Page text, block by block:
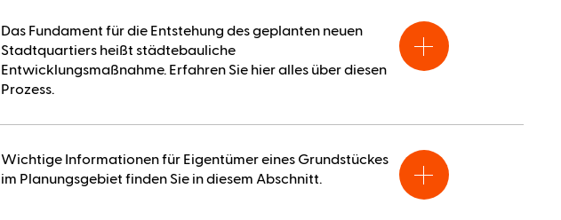
Das Fundament für die Entstehung des geplanten neuen
Stadtquartiers heißt städtebauliche
Entwicklungsmaßnahme. Erfahren Sie hier alles über diesen
Prozess.
Wichtige Informationen für Eigentümer eines Grundstückes
im Planungsgebiet finden Sie in diesem Abschnitt.